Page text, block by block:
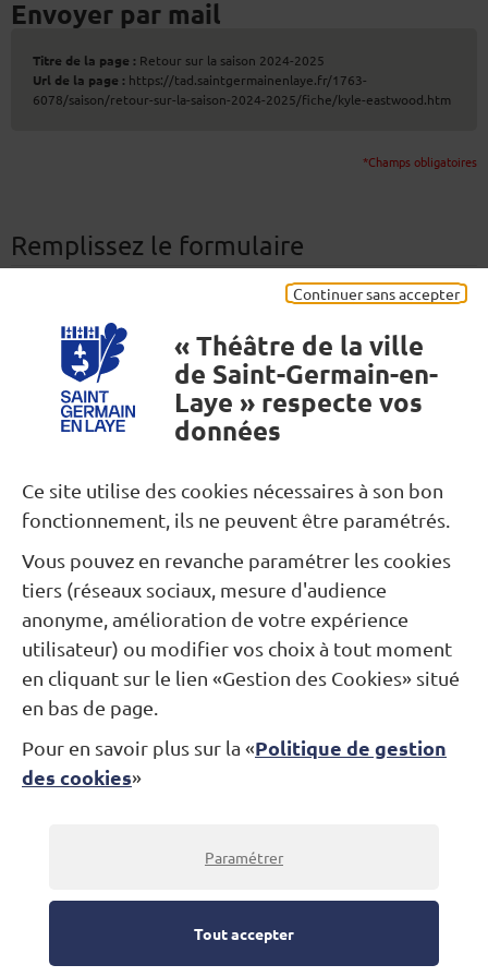
Continuer sans accepter
« Théâtre de la ville
de Saint-Germain-en-
Laye » respecte vos
données
Ce site utilise des cookies nécessaires à son bon
fonctionnement, ils ne peuvent être paramétrés.
Vous pouvez en revanche paramétrer les cookies
tiers (réseaux sociaux, mesure d'audience
anonyme, amélioration de votre expérience
utilisateur) ou modifier vos choix à tout moment
en cliquant sur le lien «Gestion des Cookies» situé
en bas de page.
Pour en savoir plus sur la «Politique de gestion
des cookies»
Paramétrer
Tout accepter
Envoyer par mail
Titre de la page : Retour sur la saison 2024-2025
Url de la page : https://tad.saintgermainenlaye.fr/1763-
6078/saison/retour-sur-la-saison-2024-2025/fiche/kyle-eastwood.htm
*Champs obligatoires
Remplissez le formulaire
Séparez les adresses e-mail par une virgule. (200 caractères
maximum)
Votre email *
Votre message